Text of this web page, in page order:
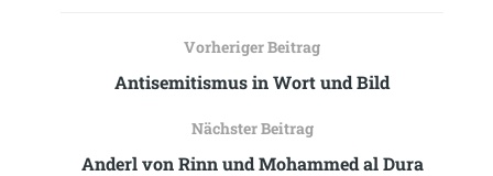
Vorheriger Beitrag
Antisemitismus in Wort und Bild
Nächster Beitrag
Anderl von Rinn und Mohammed al Dura